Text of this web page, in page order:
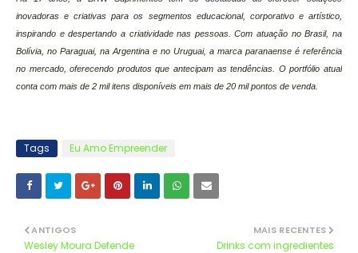
inovadoras e criativas para os segmentos educacional, corporativo e artístico,
inspirando e despertando a criatividade nas pessoas. Com atuação no Brasil, na
Bolívia, no Paraguai, na Argentina e no Uruguai, a marca paranaense é referência
no mercado, oferecendo produtos que antecipam as tendências. O portfólio atual
conta com mais de 2 mil itens disponíveis em mais de 20 mil pontos de venda.
Tags Eu Amo Empreender
MAIS RECENTES
Drinks com ingredientes
ANTIGOS
Wesley Moura Defende